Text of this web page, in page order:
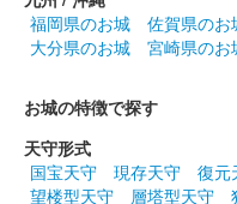
福岡県のお城
佐賀県のお
大分県のお城
宮崎県のお
お城の特徴で探す
天守形式
国宝天守
現存天守 復元
望楼型天守
層塔型天守